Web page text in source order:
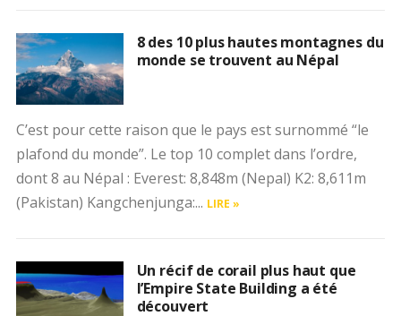
8 des 10 plus hautes montagnes du
monde se trouvent au Népal
C’est pour cette raison que le pays est surnommé “le
plafond du monde”. Le top 10 complet dans l’ordre,
dont 8 au Népal : Everest: 8,848m (Nepal) K2: 8,611m
(Pakistan) Kangchenjunga:... LIRE »
Un récif de corail plus haut que
l’Empire State Building a été
découvert